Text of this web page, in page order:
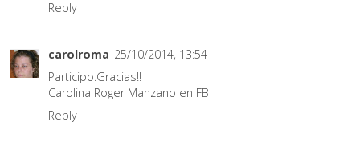
Reply
carolroma 25/10/2014, 13:54
Participo.Gracias!!
Carolina Roger Manzano en FB
Reply